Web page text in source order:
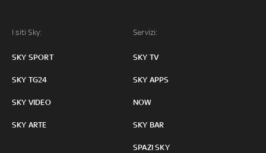
I siti Sky:
SKY SPORT
SKY TG24
SKY VIDEO
SKY ARTE
Servizi:
SKY TV
SKY APPS
NOW
SKY BAR
SPAZI SKY